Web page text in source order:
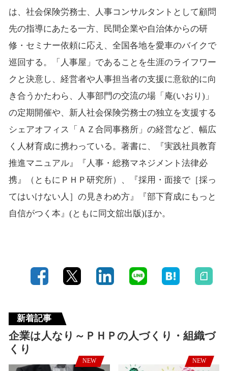
は、社会保険労務士、人事コンサルタントとして顧問
先の指導にあたる一方、民間企業や自治体からの研
修・セミナー依頼に応え、全国各地を愛車のバイクで
巡回する。「人事屋」であることを生涯のライフワー
クと決意し、経営者や人事担当者の支援に意欲的に向
き合うかたわら、人事部門の交流の場「庵(いおり)」
の定期開催や、新人社会保険労務士の独立を支援する
シェアオフィス「ＡＺ合同事務所」の経営など、幅広
く人材育成に携わっている。著書に、『実践社員教育
推進マニュアル』『人事・総務マネジメント法律必
携』（ともにＰＨＰ研究所）、『採用・面接で［採っ
てはいけない人］の見きわめ方』『部下育成にもっと
自信がつく本』(ともに同文舘出版)ほか。
新着記事
企業は人なり～ＰＨＰの人づくり・組織づ
くり
NEW NEW